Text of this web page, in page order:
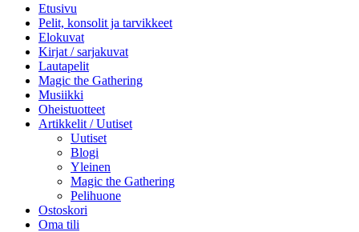
Etusivu
Pelit, konsolit ja tarvikkeet
Elokuvat
Kirjat / sarjakuvat
Lautapelit
Magic the Gathering
Musiikki
Oheistuotteet
Artikkelit / Uutiset
Uutiset
Blogi
Yleinen
Magic the Gathering
Pelihuone
Ostoskori
Oma tili